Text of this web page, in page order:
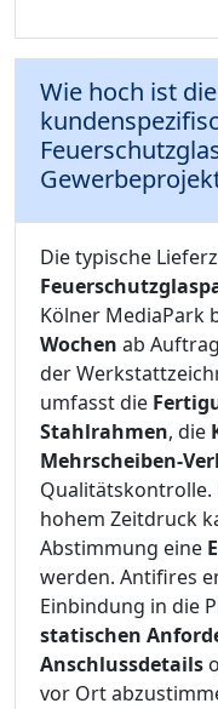
Wie hoch ist
Die typische
Kölner MediaPark
Wochen ab
der
umfasst die
Stahlrahmen, die
Mehrscheiben-
Qualitätskontrolle.
hohem Zeitdruck
Abstimmung eine
werden. Antifires
Einbindung in die
statischen
Anschlussdetails
vor Ort